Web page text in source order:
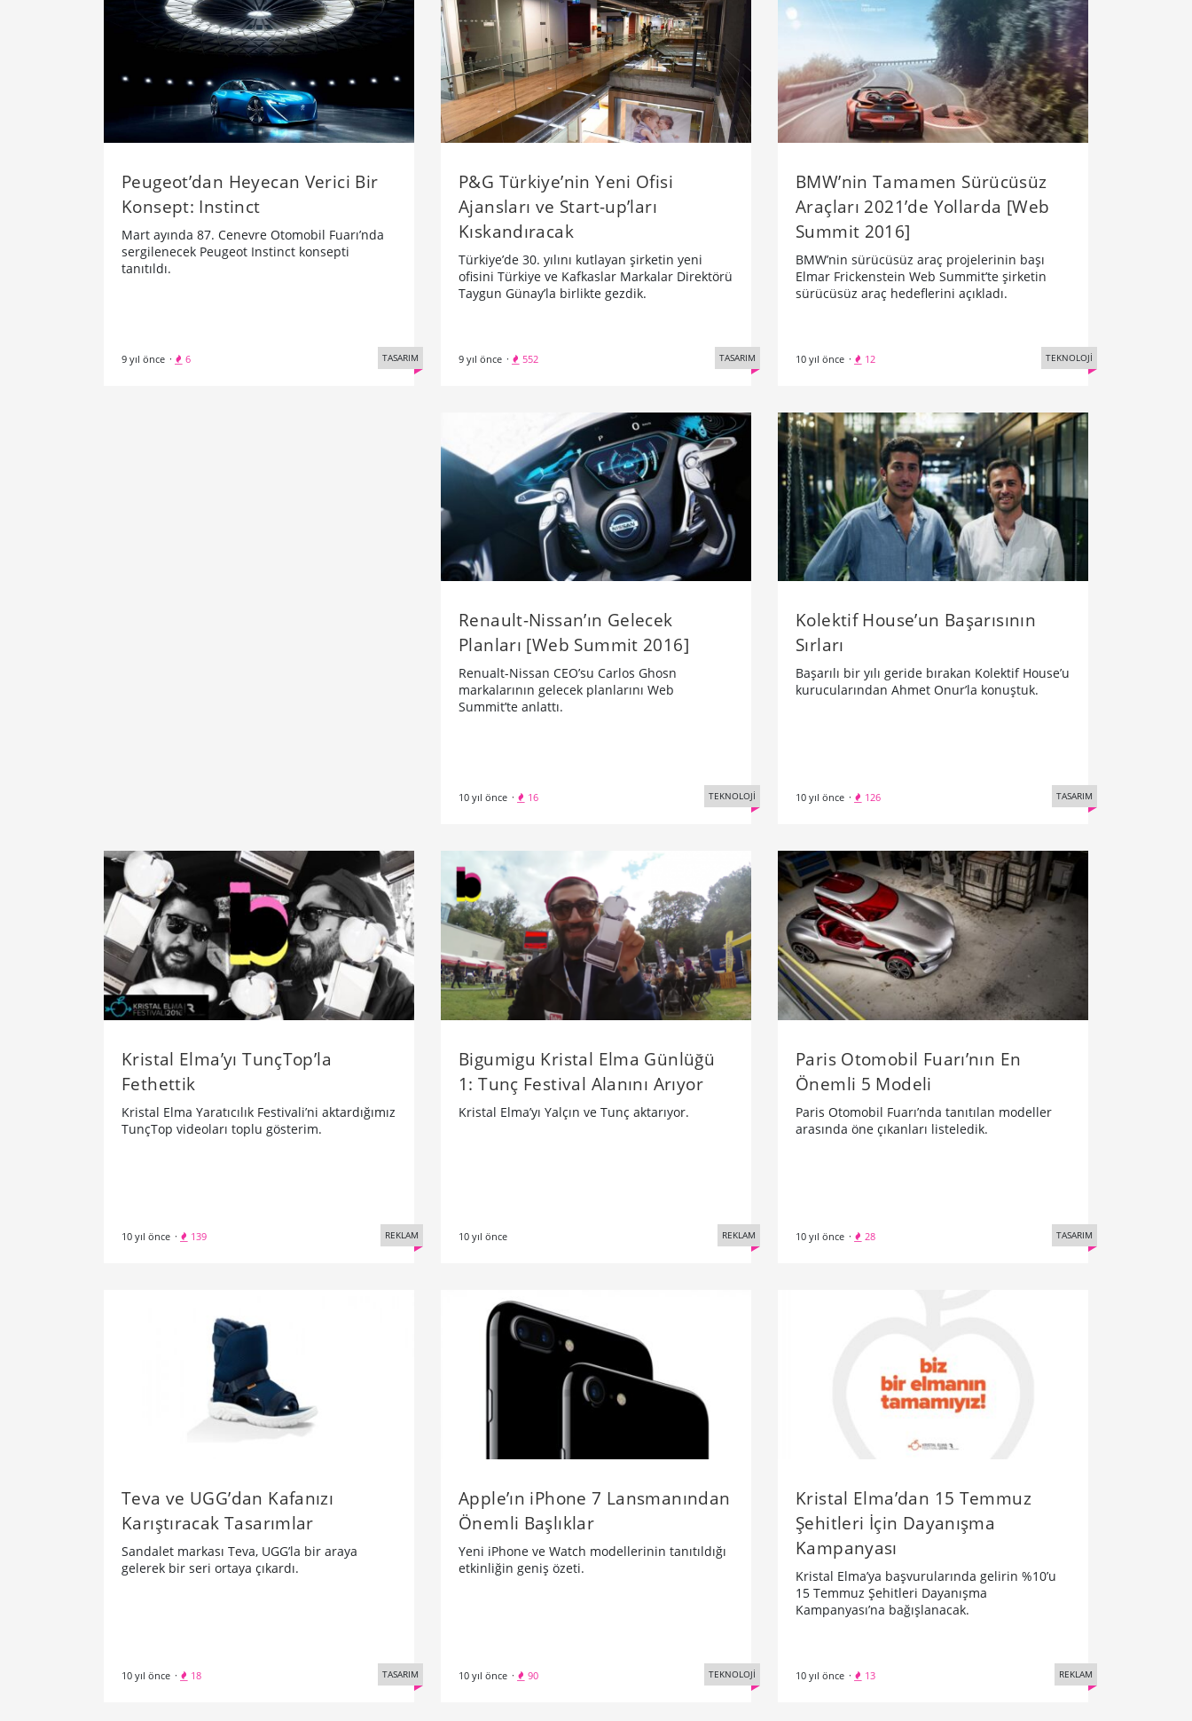
Peugeot’dan Heyecan Verici Bir
Konsept: Instinct
Mart ayında 87. Cenevre Otomobil Fuarı’nda
sergilenecek Peugeot Instinct konsepti
tanıtıldı.
9 yıl önce · 6 TASARIM
P&G Türkiye’nin Yeni Ofisi
Ajansları ve Start-up’ları
Kıskandıracak
Türkiye’de 30. yılını kutlayan şirketin yeni
ofisini Türkiye ve Kafkaslar Markalar Direktörü
Taygun Günay’la birlikte gezdik.
9 yıl önce · 552 TASARIM
BMW’nin Tamamen Sürücüsüz
Araçları 2021’de Yollarda [Web
Summit 2016]
BMW’nin sürücüsüz araç projelerinin başı
Elmar Frickenstein Web Summit’te şirketin
sürücüsüz araç hedeflerini açıkladı.
10 yıl önce · 12 TEKNOLOJİ
Renault-Nissan’ın Gelecek
Planları [Web Summit 2016]
Renualt-Nissan CEO’su Carlos Ghosn
markalarının gelecek planlarını Web
Summit’te anlattı.
10 yıl önce · 16 TEKNOLOJİ
Kolektif House’un Başarısının
Sırları
Başarılı bir yılı geride bırakan Kolektif House’u
kurucularından Ahmet Onur’la konuştuk.
10 yıl önce · 126 TASARIM
Kristal Elma’yı TunçTop’la
Fethettik
Kristal Elma Yaratıcılık Festivali’ni aktardığımız
TunçTop videoları toplu gösterim.
10 yıl önce · 139 REKLAM
Bigumigu Kristal Elma Günlüğü
1: Tunç Festival Alanını Arıyor
Kristal Elma’yı Yalçın ve Tunç aktarıyor.
10 yıl önce REKLAM
Paris Otomobil Fuarı’nın En
Önemli 5 Modeli
Paris Otomobil Fuarı’nda tanıtılan modeller
arasında öne çıkanları listeledik.
10 yıl önce · 28 TASARIM
Teva ve UGG’dan Kafanızı
Karıştıracak Tasarımlar
Sandalet markası Teva, UGG’la bir araya
gelerek bir seri ortaya çıkardı.
10 yıl önce · 18 TASARIM
Apple’ın iPhone 7 Lansmanından
Önemli Başlıklar
Yeni iPhone ve Watch modellerinin tanıtıldığı
etkinliğin geniş özeti.
10 yıl önce · 90 TEKNOLOJİ
Kristal Elma’dan 15 Temmuz
Şehitleri İçin Dayanışma
Kampanyası
Kristal Elma’ya başvurularında gelirin %10’u
15 Temmuz Şehitleri Dayanışma
Kampanyası’na bağışlanacak.
10 yıl önce · 13 REKLAM